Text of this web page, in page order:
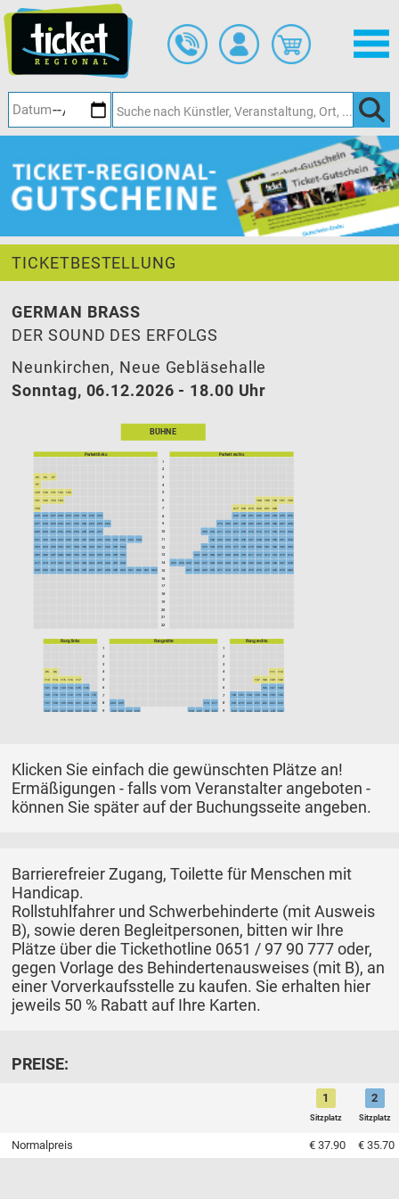
Hauptinhalt
springen
TICKETBESTELLUNG
GERMAN BRASS
DER SOUND DES ERFOLGS
Neunkirchen, Neue Gebläsehalle
Sonntag, 06.12.2026 - 18.00 Uhr
65 66 67
97
129 130 131 132 133
161 162 163 164 188 189 190 191 192
193 217 218 219 220 221 222
225 226 227 228 229 230 231 232 233 249 250 251 252 253 254 255 256
257 258 259 260 261 262 263 264 265 266 279 280 281 282 283 284 285 286 287 288
289 290 291 292 293 294 295 296 297 309 310 311 312 313 314 315 316 317 318 319 320
321 322 323 324 325 326 327 328 329 330 331 332 333 334 342 343 344 345 346 347 348 349 350 351 352
353 354 355 356 357 358 359 360 361 362 364 373 374 375 376 377 378 379 381 382
385 386 387 388 389 390 391 392 393 394 395 396 404 405 406 407 408 409 410 411 412 413 414 415 416
417 418 419 420 421 422 423 424 425 426 427 428 433 434 435 436 437 438 439 440 441 442 443 444 445 446 447 448
450 451 452 453 454 455 456 457 458 459 460 461 462 463 464 467 468 469 470 471 472 473 474 475 476 477 478 479
85 86 111 112
113 114 115 116 117 137 138 139 140
141 142 143 144 145 146 166 167 168
169 170 171 172 173 174 175 190 191 192 193 194 195 196
197 198 199 200 201 202 203 204 205 216 217 218 219 220 221 222 223 224
225 226 227 228 229 230 231 232 233 234 235 236 237 238 239 240 241 242 243 244 245 246
BÜHNE
Parkett links Parkett rechts
Rang links Rang mitte Rang rechts
1
2
3
4
6
7
8
9
10
11
12
13
14
15
16
17
18
19
20
21
22
1 1
2 2
3 3
6 6
7 7
9 9
Klicken Sie einfach die gewünschten Plätze an!
Ermäßigungen - falls vom Veranstalter angeboten -
können Sie später auf der Buchungsseite angeben.
Barrierefreier Zugang, Toilette für Menschen mit
Handicap.
Rollstuhlfahrer und Schwerbehinderte (mit Ausweis
B), sowie deren Begleitpersonen, bitten wir Ihre
Plätze über die Tickethotline 0651 / 97 90 777 oder,
gegen Vorlage des Behindertenausweises (mit B), an
einer Vorverkaufsstelle zu kaufen. Sie erhalten hier
jeweils 50 % Rabatt auf Ihre Karten.
PREISE:
1
Sitzplatz
2
Sitzplatz
Normalpreis € 37.90 € 35.70